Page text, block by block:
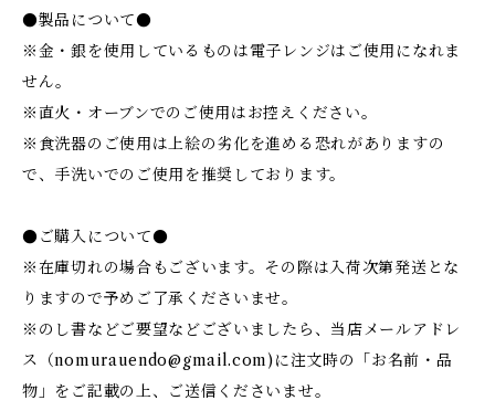
●製品について●
※金・銀を使用しているものは電子レンジはご使用になれま
せん。
※直火・オーブンでのご使用はお控えください。
※食洗器のご使用は上絵の劣化を進める恐れがありますの
で、手洗いでのご使用を推奨しております。
●ご購入について●
※在庫切れの場合もございます。その際は入荷次第発送とな
りますので予めご了承くださいませ。
※のし書などご要望などございましたら、当店メールアドレ
ス（nomurauendo@gmail.com)に注文時の「お名前・品
物」をご記載の上、ご送信くださいませ。